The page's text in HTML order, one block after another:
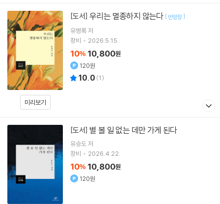
미리보기
[도서] 우리는 멸종하지 않는다 [ 반양장]
유병록저
창비
2026.5.15.
10% 10,800원
120원
10.0 (1)
[도서] 별 볼 일 없는 데만 가게 된다
유승도 저
창비
2026.4.22.
10% 10,800원
120원